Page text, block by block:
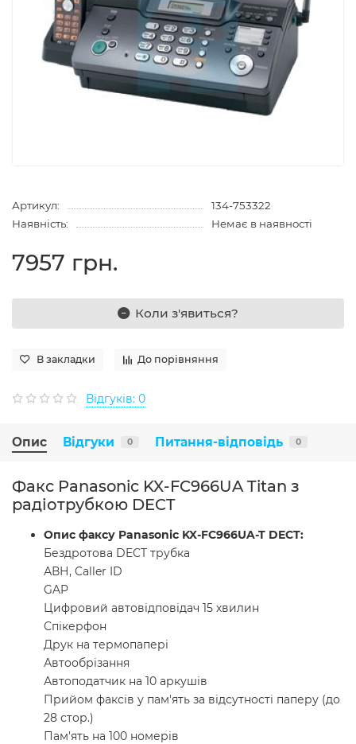
Артикул:
134-753322
Наявність:
Немає в наявності
7957 грн.
Коли з'явиться?
В закладки До порівняння
Відгуків: 0
Опис Відгуки 0 Питання-відповідь 0
Факс Panasonic KX-FC966UA Titan з
радіотрубкою DECT
Опис факсу Panasonic KX-FC966UA-T DECT:
Бездротова DECT трубка
АВН, Caller ID
GAP
Цифровий автовідповідач 15 хвилин
Спікерфон
Друк на термопапері
Автообрізання
Автоподатчик на 10 аркушів
Прийом факсів у пам'ять за відсутності паперу (до
28 стор.)
Пам'ять на 100 номерів